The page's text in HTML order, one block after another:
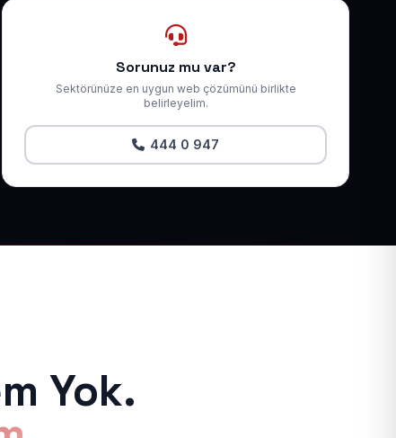
Sorunuz mu var?
Sektörünüze en uygun web çözümünü birlikte
belirleyelim.
444 0 947
Yok.